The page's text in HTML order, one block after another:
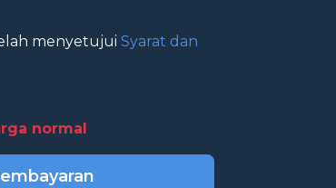
menyetujui Syarat dan
normal